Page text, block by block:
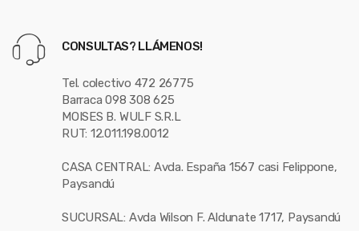
CONSULTAS? LLÁMENOS!
Tel. colectivo 472 26775
Barraca 098 308 625
MOISES B. WULF S.R.L
RUT: 12.011.198.0012
CASA CENTRAL: Avda. España 1567 casi Felippone,
Paysandú
SUCURSAL: Avda Wilson F. Aldunate 1717, Paysandú